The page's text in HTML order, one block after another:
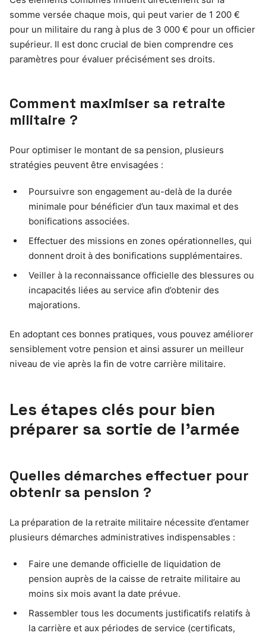
somme versée chaque mois, qui peut varier de 1 200 €
pour un militaire du rang à plus de 3 000 € pour un officier
supérieur. Il est donc crucial de bien comprendre ces
paramètres pour évaluer précisément ses droits.
Comment maximiser sa retraite
militaire ?
Pour optimiser le montant de sa pension, plusieurs
stratégies peuvent être envisagées :
Poursuivre son engagement au-delà de la durée
minimale pour bénéficier d’un taux maximal et des
bonifications associées.
Effectuer des missions en zones opérationnelles, qui
donnent droit à des bonifications supplémentaires.
Veiller à la reconnaissance officielle des blessures ou
incapacités liées au service afin d’obtenir des
majorations.
En adoptant ces bonnes pratiques, vous pouvez améliorer
sensiblement votre pension et ainsi assurer un meilleur
niveau de vie après la fin de votre carrière militaire.
Les étapes clés pour bien
préparer sa sortie de l’armée
Quelles démarches effectuer pour
obtenir sa pension ?
La préparation de la retraite militaire nécessite d’entamer
plusieurs démarches administratives indispensables :
Faire une demande officielle de liquidation de
pension auprès de la caisse de retraite militaire au
moins six mois avant la date prévue.
Rassembler tous les documents justificatifs relatifs à
la carrière et aux périodes de service (certificats,